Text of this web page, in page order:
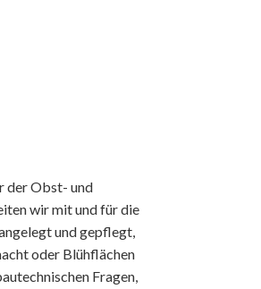
der Obst- und
wir mit und für die
und gepflegt,
oder Blühflächen
Fragen,